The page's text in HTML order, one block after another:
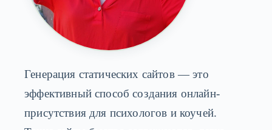
Генерация статических сайтов — это
эффективный способ создания онлайн-
присутствия для психологов и коучей.